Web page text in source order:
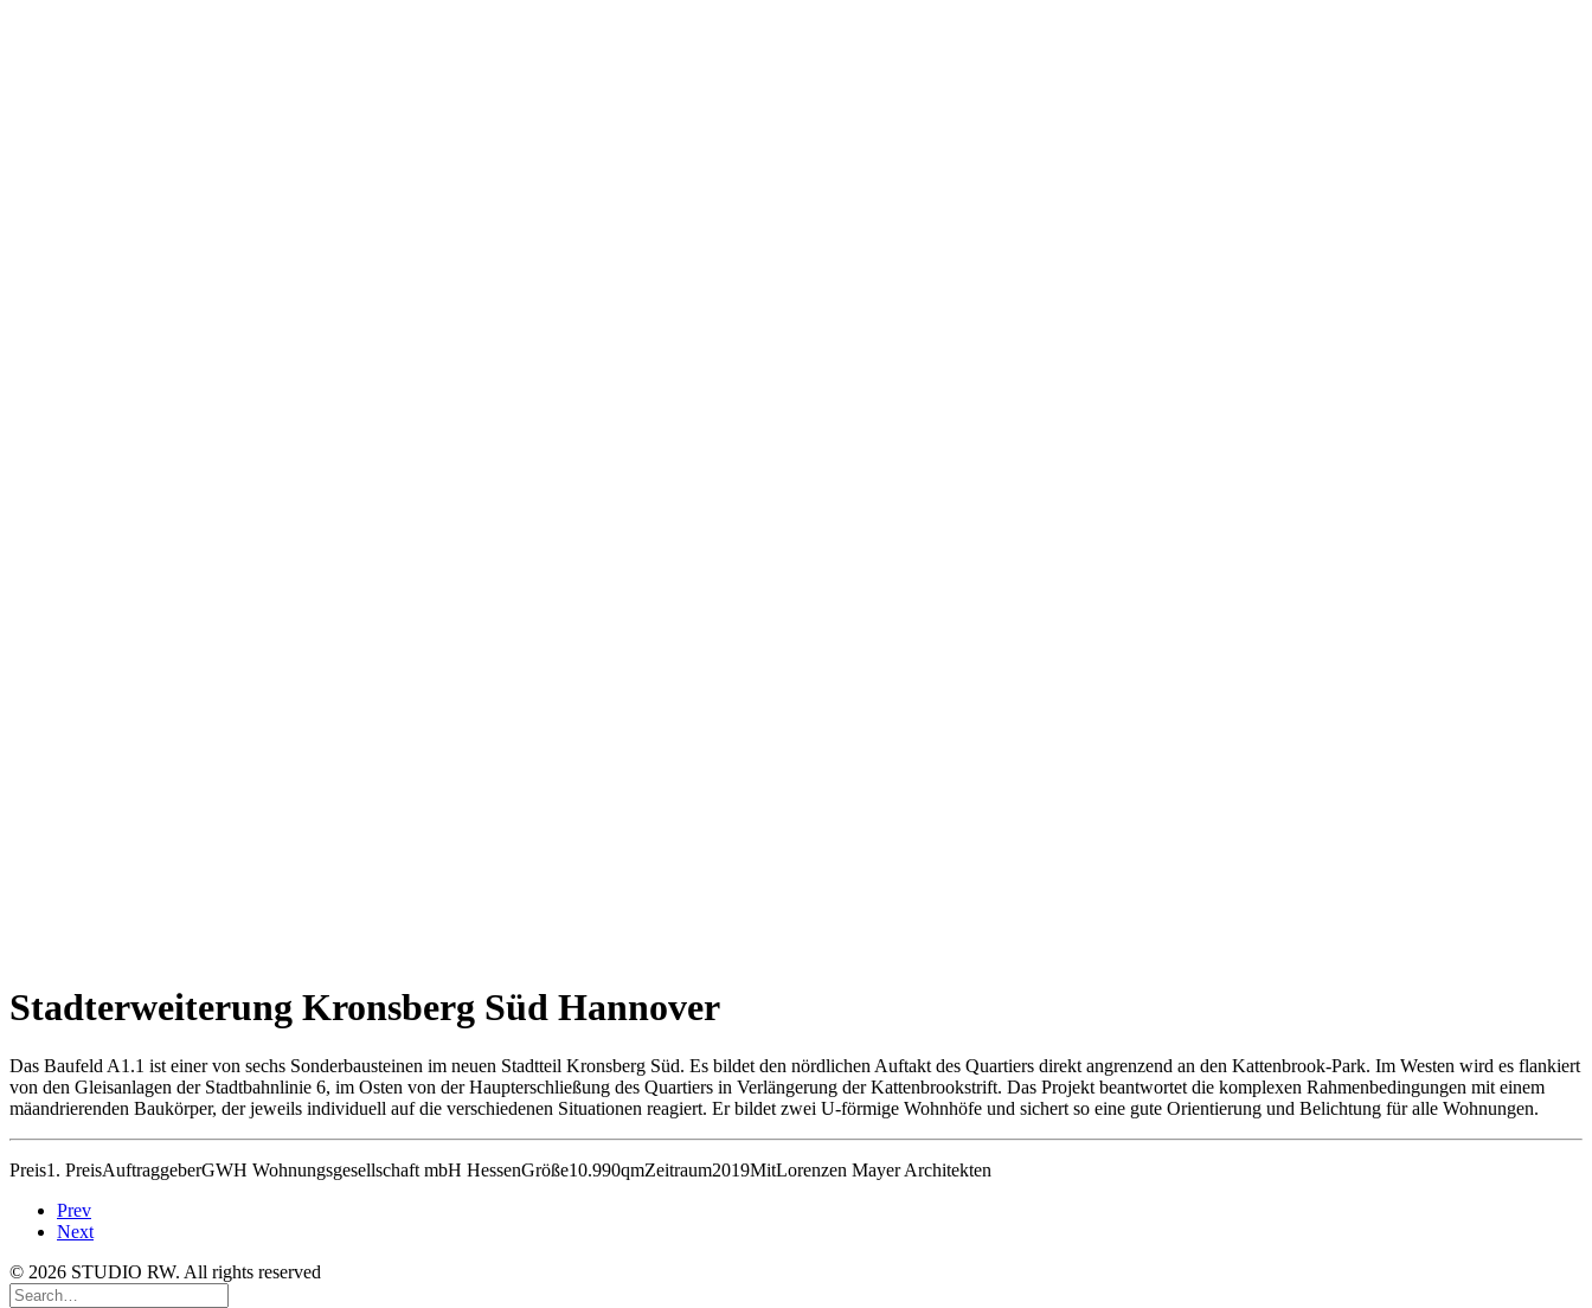
Stadterweiterung Kronsberg Süd Hannover
Das Baufeld A1.1 ist einer von sechs Sonderbausteinen im neuen Stadtteil Kronsberg Süd. Es bildet den nördlichen Auftakt des Quartiers direkt angrenzend an den Kattenbrook-Park. Im Westen wird es flankiert
von den Gleisanlagen der Stadtbahnlinie 6, im Osten von der Haupterschließung des Quartiers in Verlängerung der Kattenbrookstrift. Das Projekt beantwortet die komplexen Rahmenbedingungen mit einem
mäandrierenden Baukörper, der jeweils individuell auf die verschiedenen Situationen reagiert. Er bildet zwei U-förmige Wohnhöfe und sichert so eine gute Orientierung und Belichtung für alle Wohnungen.
Preis1. PreisAuftraggeberGWH Wohnungsgesellschaft mbH HessenGröße10.990qmZeitraum2019MitLorenzen Mayer Architekten
Prev
Next
© 2026 STUDIO RW. All rights reserved